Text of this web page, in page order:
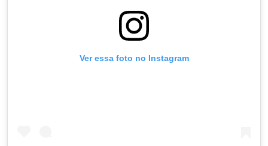
Ver essa foto no Instagram